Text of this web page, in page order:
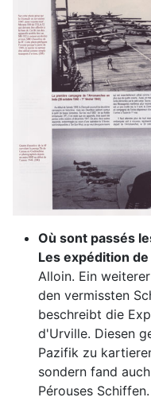
Où sont passés
Les expédition
Alloin. Ein
den vermissten
beschreibt die
d'Urville. Diesen
Pazifik zu
sondern fand
Pérouses